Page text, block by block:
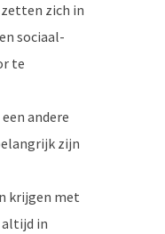
zich in
sociaal-
te
andere
zijn
krijgen met
altijd in